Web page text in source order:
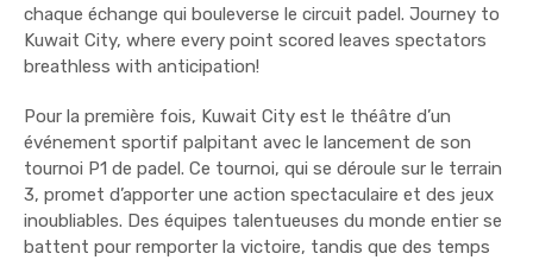
chaque échange qui bouleverse le circuit padel. Journey to
Kuwait City, where every point scored leaves spectators
breathless with anticipation!
Pour la première fois, Kuwait City est le théâtre d’un
événement sportif palpitant avec le lancement de son
tournoi P1 de padel. Ce tournoi, qui se déroule sur le terrain
3, promet d’apporter une action spectaculaire et des jeux
inoubliables. Des équipes talentueuses du monde entier se
battent pour remporter la victoire, tandis que des temps